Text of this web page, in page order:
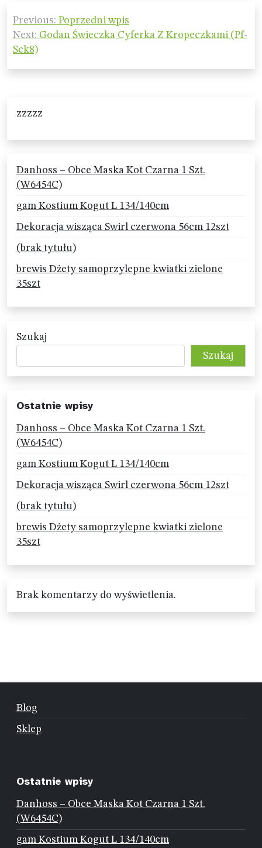
Nawigacja
wpisu
Previous: Poprzedni wpis
Next: Godan Świeczka Cyferka Z Kropeczkami (Pf-
Sck8)
zzzzz
Danhoss – Obce Maska Kot Czarna 1 Szt.
(W6454C)
gam Kostium Kogut L 134/140cm
Dekoracja wisząca Swirl czerwona 56cm 12szt
(brak tytułu)
brewis Dżety samoprzylepne kwiatki zielone
35szt
Szukaj
Szukaj
Ostatnie wpisy
Danhoss – Obce Maska Kot Czarna 1 Szt.
(W6454C)
gam Kostium Kogut L 134/140cm
Dekoracja wisząca Swirl czerwona 56cm 12szt
(brak tytułu)
brewis Dżety samoprzylepne kwiatki zielone
35szt
Brak komentarzy do wyświetlenia.
Blog
Sklep
Ostatnie wpisy
Danhoss – Obce Maska Kot Czarna 1 Szt.
(W6454C)
gam Kostium Kogut L 134/140cm